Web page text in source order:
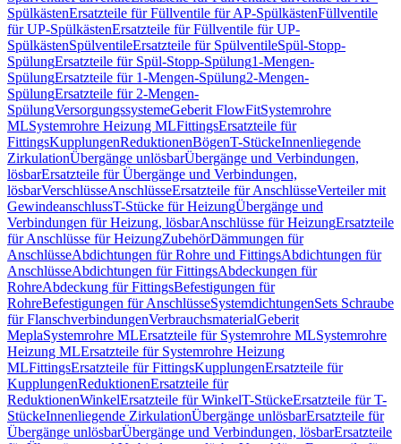
SpülkästenErsatzteile für Füllventile für AP-SpülkästenFüllventile
für UP-SpülkästenErsatzteile für Füllventile für UP-
SpülkästenSpülventileErsatzteile für SpülventileSpül-Stopp-
SpülungErsatzteile für Spül-Stopp-Spülung1-Mengen-
SpülungErsatzteile für 1-Mengen-Spülung2-Mengen-
SpülungErsatzteile für 2-Mengen-
SpülungVersorgungssystemeGeberit FlowFitSystemrohre
MLSystemrohre Heizung MLFittingsErsatzteile für
FittingsKupplungenReduktionenBögenT-StückeInnenliegende
ZirkulationÜbergänge unlösbarÜbergänge und Verbindungen,
lösbarErsatzteile für Übergänge und Verbindungen,
lösbarVerschlüsseAnschlüsseErsatzteile für AnschlüsseVerteiler mit
GewindeanschlussT-Stücke für HeizungÜbergänge und
Verbindungen für Heizung, lösbarAnschlüsse für HeizungErsatzteile
für Anschlüsse für HeizungZubehörDämmungen für
AnschlüsseAbdichtungen für Rohre und FittingsAbdichtungen für
AnschlüsseAbdichtungen für FittingsAbdeckungen für
RohreAbdeckung für FittingsBefestigungen für
RohreBefestigungen für AnschlüsseSystemdichtungenSets Schraube
für FlanschverbindungenVerbrauchsmaterialGeberit
MeplaSystemrohre MLErsatzteile für Systemrohre MLSystemrohre
Heizung MLErsatzteile für Systemrohre Heizung
MLFittingsErsatzteile für FittingsKupplungenErsatzteile für
KupplungenReduktionenErsatzteile für
ReduktionenWinkelErsatzteile für WinkelT-StückeErsatzteile für T-
StückeInnenliegende ZirkulationÜbergänge unlösbarErsatzteile für
Übergänge unlösbarÜbergänge und Verbindungen, lösbarErsatzteile